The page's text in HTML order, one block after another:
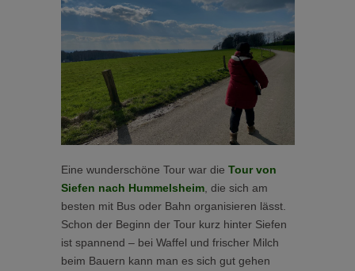
Eine wunderschöne Tour war die Tour von
Siefen nach Hummelsheim, die sich am
besten mit Bus oder Bahn organisieren lässt.
Schon der Beginn der Tour kurz hinter Siefen
ist spannend – bei Waffel und frischer Milch
beim Bauern kann man es sich gut gehen